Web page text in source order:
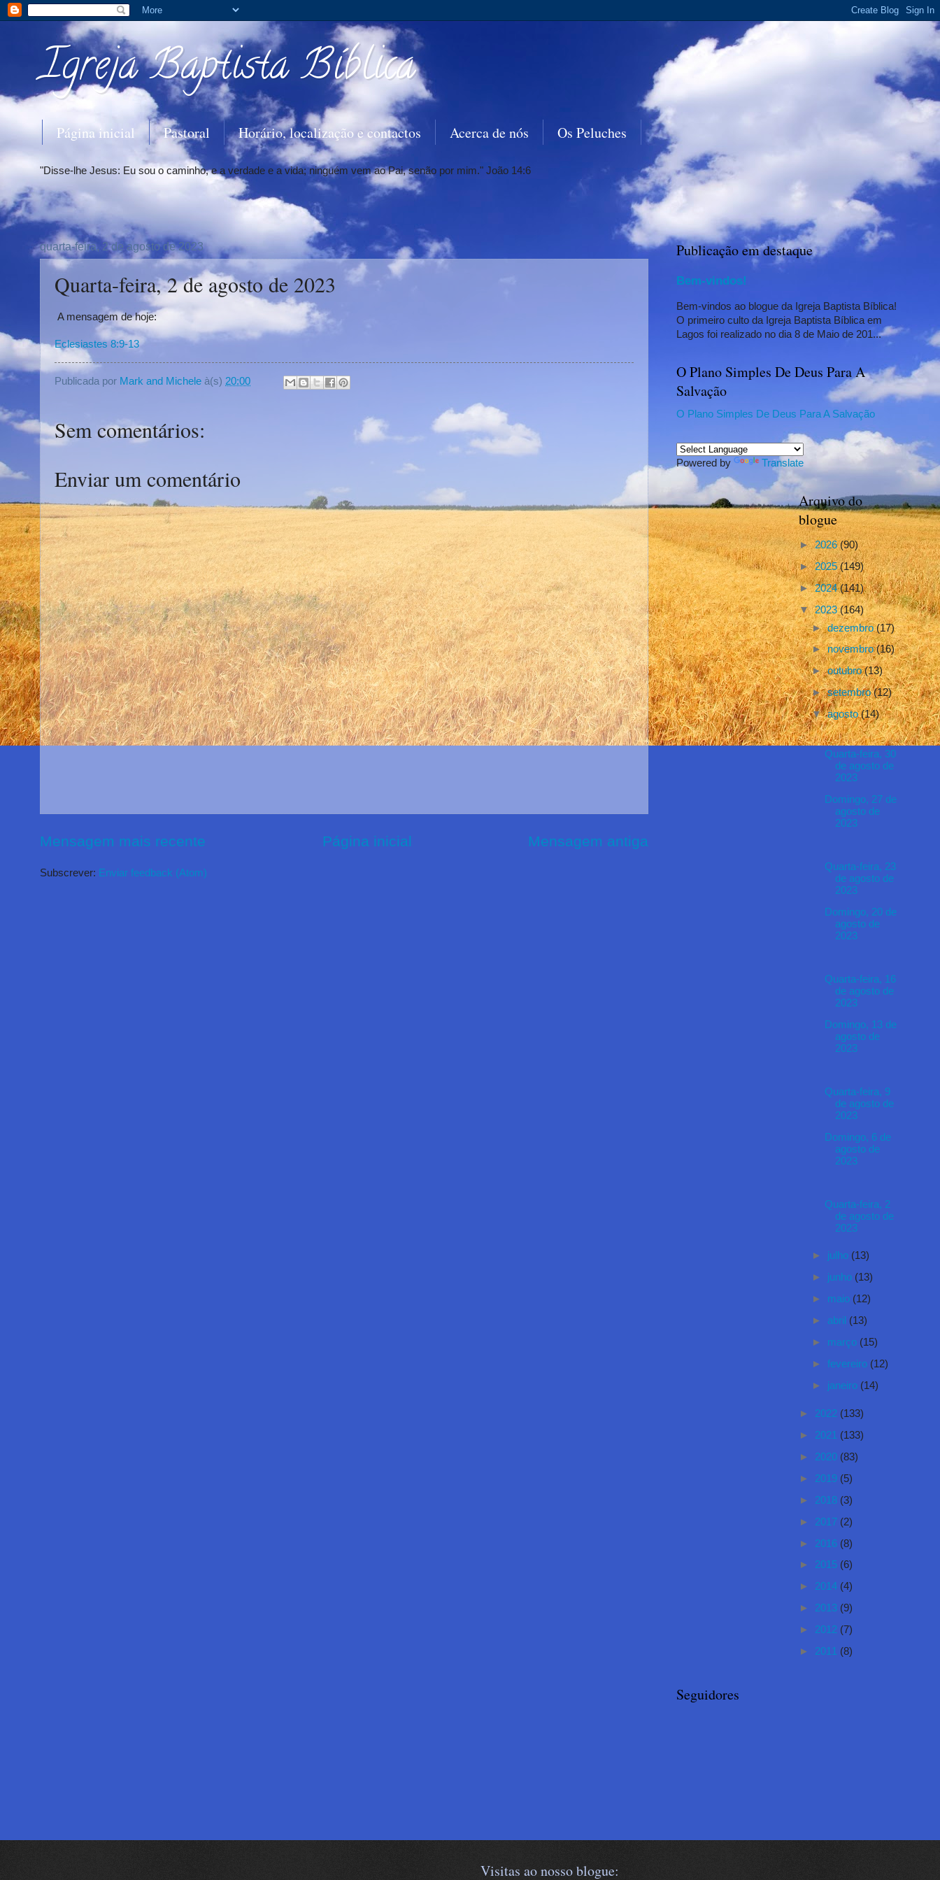
Igreja Baptista Bíblica
Página inicial Pastoral Horário, localização e contactos Acerca de nós Os Peluches
"Disse-lhe Jesus: Eu sou o caminho, e a verdade e a vida; ninguém vem ao Pai, senão por mim." João 14:6
quarta-feira, 2 de agosto de 2023
Quarta-feira, 2 de agosto de 2023
A mensagem de hoje:
Eclesiastes 8:9-13
Publicada por Mark and Michele à(s) 20:00
Sem comentários:
Enviar um comentário
Mensagem mais recente Mensagem antiga
Página inicial
Subscrever: Enviar feedback (Atom)
Publicação em destaque
Bem-vindos!
Bem-vindos ao blogue da Igreja Baptista Bíblica!
O primeiro culto da Igreja Baptista Bíblica em
Lagos foi realizado no dia 8 de Maio de 201...
O Plano Simples De Deus Para A
Salvação
O Plano Simples De Deus Para A Salvação
Powered by Translate
Arquivo do
blogue
►2026(90)
►2025(149)
►2024(141)
▼2023(164)
►dezembro(17)
►novembro(16)
►outubro(13)
►setembro(12)
▼agosto(14)
Quarta-feira, 30
de agosto de
2023
Domingo, 27 de
agosto de
2023
Quarta-feira, 23
de agosto de
2023
Domingo, 20 de
agosto de
2023
Quarta-feira, 16
de agosto de
2023
Domingo, 13 de
agosto de
2023
Quarta-feira, 9
de agosto de
2023
Domingo, 6 de
agosto de
2023
Quarta-feira, 2
de agosto de
2023
► julho (13)
► junho (13)
► maio (12)
► abril (13)
► março (15)
► fevereiro (12)
► janeiro (14)
► 2022 (133)
► 2021 (133)
► 2020 (83)
► 2019 (5)
► 2018 (3)
► 2017 (2)
► 2016 (8)
► 2015 (6)
► 2014 (4)
► 2013 (9)
► 2012 (7)
► 2011 (8)
Seguidores
Visitas ao nosso blogue: